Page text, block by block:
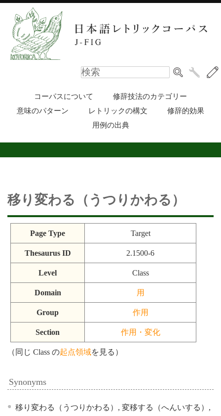
コーパスについて
修辞技法のカテゴリー
意味のパターン
レトリックの構文
修辞的効果
用例の出典
移り変わる（うつりかわる）
Page Type Target
Thesaurus ID 2.1500-6
Level Class
Domain 用
Group 作用
Section 作用・変化
（同じ Class の起点領域を見る）
Synonyms
移り変わる（うつりかわる）, 変移する（へんいする）,